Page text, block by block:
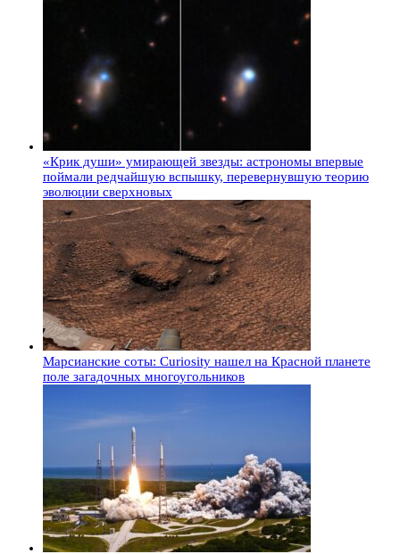
«Крик души» умирающей звезды: астрономы впервые
поймали редчайшую вспышку, перевернувшую теорию
эволюции сверхновых
Марсианские соты: Curiosity нашел на Красной планете
поле загадочных многоугольников